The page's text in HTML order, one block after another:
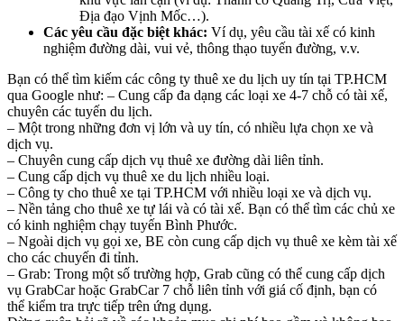
Địa đạo Vịnh Mốc…).
Các yêu cầu đặc biệt khác: Ví dụ, yêu cầu tài xế có kinh
nghiệm đường dài, vui vẻ, thông thạo tuyến đường, v.v.
Bạn có thể tìm kiếm các công ty thuê xe du lịch uy tín tại TP.HCM
qua Google như: – Cung cấp đa dạng các loại xe 4-7 chỗ có tài xế,
chuyên các tuyến du lịch.
– Một trong những đơn vị lớn và uy tín, có nhiều lựa chọn xe và
dịch vụ.
– Chuyên cung cấp dịch vụ thuê xe đường dài liên tỉnh.
– Cung cấp dịch vụ thuê xe du lịch nhiều loại.
– Công ty cho thuê xe tại TP.HCM với nhiều loại xe và dịch vụ.
– Nền tảng cho thuê xe tự lái và có tài xế. Bạn có thể tìm các chủ xe
có kinh nghiệm chạy tuyến Bình Phước.
– Ngoài dịch vụ gọi xe, BE còn cung cấp dịch vụ thuê xe kèm tài xế
cho các chuyến đi tỉnh.
– Grab: Trong một số trường hợp, Grab cũng có thể cung cấp dịch
vụ GrabCar hoặc GrabCar 7 chỗ liên tỉnh với giá cố định, bạn có
thể kiểm tra trực tiếp trên ứng dụng.